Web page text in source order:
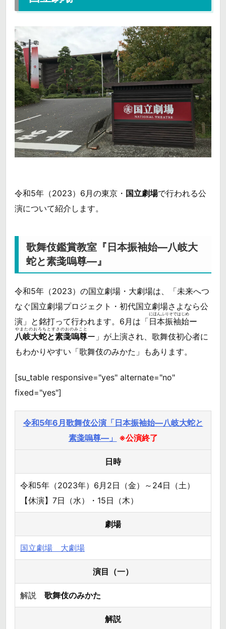
令和5年（2023）6月の東京・ 国立劇場で行われる公
演について紹介します。
歌舞伎鑑賞教室『日本振袖始―八岐大
蛇と素戔嗚尊―』
令和5年（2023）の国立劇場・大劇場は、「未来へつ
なぐ国立劇場プロジェクト・初代国立劇場さよなら公
演」と銘打って行われます。6月は「日本振袖始
にほんふりそではじめ
ー
八岐大蛇と素戔嗚尊
やまたのおろちとすさのおのみこと
ー」が上演され、歌舞伎初心者に
もわかりやすい「歌舞伎のみかた」もあります。
[su_table responsive="yes" alternate="no"
fixed="yes"]
令和5年6月歌舞伎公演「日本振袖始―八岐大蛇と
素戔嗚尊―」
※公演終了
日時
令和5年（2023年）6月2日（金）～24日（土）
【休演】7日（水）・15日（木）
劇場
国立劇場 大劇場
演目（一）
解説 歌舞伎のみかた
解説